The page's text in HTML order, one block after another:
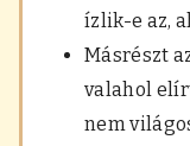
ízlik-e az,
Másrészt
valahol
nem